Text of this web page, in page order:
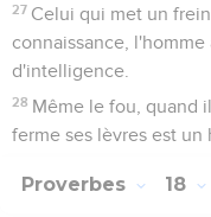
27 Celui qui met un
connaissance,
d'intelligence.
28 Même le fou, quand
ferme ses lèvres est un
Proverbes 18